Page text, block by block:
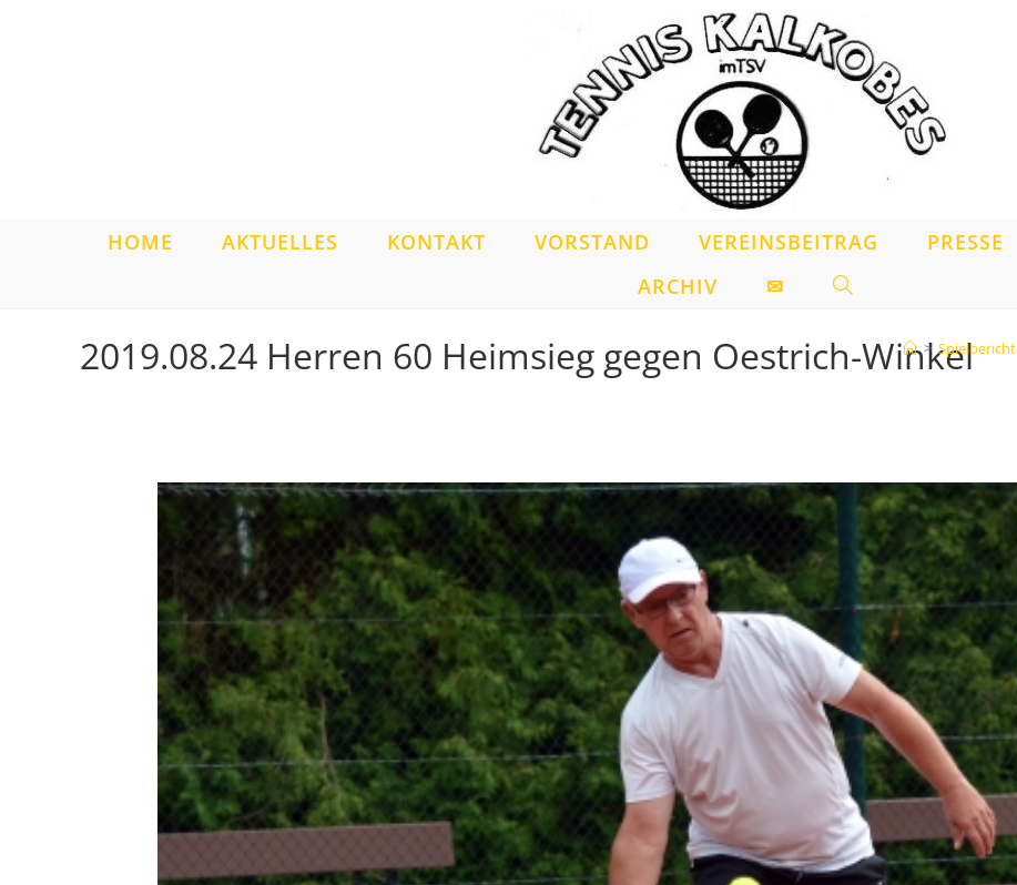
HOME AKTUELLES KONTAKT VORSTAND VEREINSBEITRAG PRESSE
ARCHIV
✉ WEBSITE-
UMSCHALTEN
2019.08.24 Herren 60 Heimsieg gegen Oestrich-Winkel
> Spielbericht